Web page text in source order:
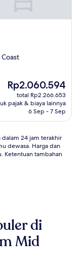
Harga
sekarang
Rp2.060.594
Rp2.060.594
total Rp2.266.653
pajak & biaya lainnya
6 Sep - 7 Sep
24 jam terakhir
dewasa. Harga dan
Ketentuan tambahan
di
Mid